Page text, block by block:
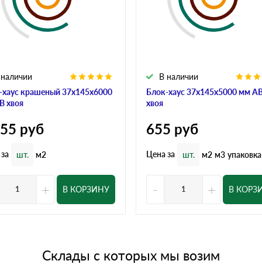
крашеный 37x145x6000
хвоя
руб
шт. м2
+ В КОРЗИНУ
Блок-хаус 37x145x5000 мм
хвоя
В наличии
655 руб
Цена за шт. м2 м3 упаковка
- + В
Склады с которых мы возим